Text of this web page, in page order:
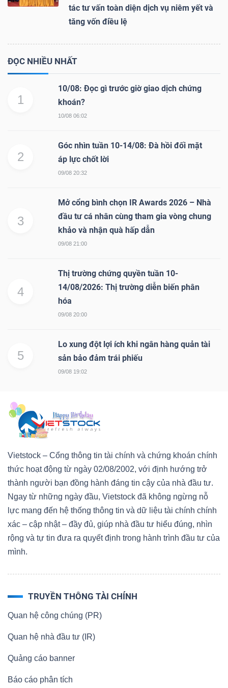
tác tư vấn toàn diện dịch vụ niêm yết và
tăng vốn điều lệ
ĐỌC NHIỀU NHẤT
1
10/08: Đọc gì trước giờ giao dịch chứng
khoán?
10/08 06:02
2
Góc nhìn tuần 10-14/08: Đà hồi đối mặt
áp lực chốt lời
09/08 20:32
3
Mở cổng bình chọn IR Awards 2026 – Nhà
đầu tư cá nhân cùng tham gia vòng chung
khảo và nhận quà hấp dẫn
09/08 21:00
4
Thị trường chứng quyền tuần 10-
14/08/2026: Thị trường diễn biến phân
hóa
09/08 20:00
5
Lo xung đột lợi ích khi ngân hàng quản tài
sản bảo đảm trái phiếu
09/08 19:02
Vietstock – Cổng thông tin tài chính và chứng khoán chính
thức hoạt động từ ngày 02/08/2002, với định hướng trở
thành người bạn đồng hành đáng tin cậy của nhà đầu tư.
Ngay từ những ngày đầu, Vietstock đã không ngừng nỗ
lực mang đến hệ thống thông tin và dữ liệu tài chính chính
xác – cập nhật – đầy đủ, giúp nhà đầu tư hiểu đúng, nhìn
rộng và tự tin đưa ra quyết định trong hành trình đầu tư của
mình.
TRUYỀN THÔNG TÀI CHÍNH
Quan hệ công chúng (PR)
Quan hệ nhà đầu tư (IR)
Quảng cáo banner
Báo cáo phân tích